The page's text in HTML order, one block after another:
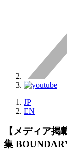
JP
EN
【メディア
集